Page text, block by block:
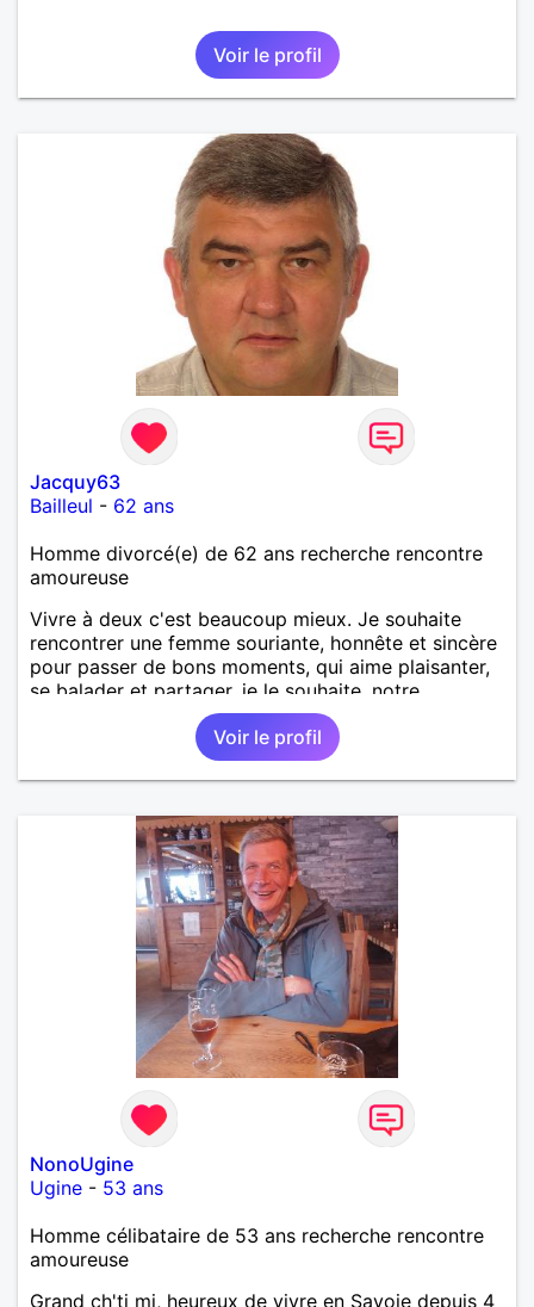
Voir le profil
Jacquy63
Bailleul - 62 ans
Homme divorcé(e) de 62 ans recherche rencontre
amoureuse
Vivre à deux c'est beaucoup mieux. Je souhaite
rencontrer une femme souriante, honnête et sincère
pour passer de bons moments, qui aime plaisanter,
se balader et partager, je le souhaite, notre
complicité. J'aime beaucoup les chantiers de
randonnée pour se défouler, se relaxer, se détendre
et finalement prendre du bon temps. C'est difficile
de tout dire en quelques lignes. En revanche, vous
d'informations. A bientôt
Voir le profil
NonoUgine
Ugine - 53 ans
Homme célibataire de 53 ans recherche rencontre
amoureuse
Grand ch'ti mi, heureux de vivre en Savoie depuis 4